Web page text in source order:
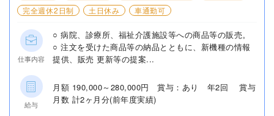
完全週休2日制
土日休み 車通勤可
仕事内容
○ 病院、診療所、福祉介護施設等への商品等の販売。
○ 注文を受けた商品等の納品とともに、新機種の情報
提供、販売 更新等の提案...
給与
月額 190,000～280,000円 賞与：あり 年2回 賞与
月数 計2ヶ月分(前年度実績)